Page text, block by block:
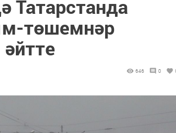
Татарстанда
төшемнәр
646 0